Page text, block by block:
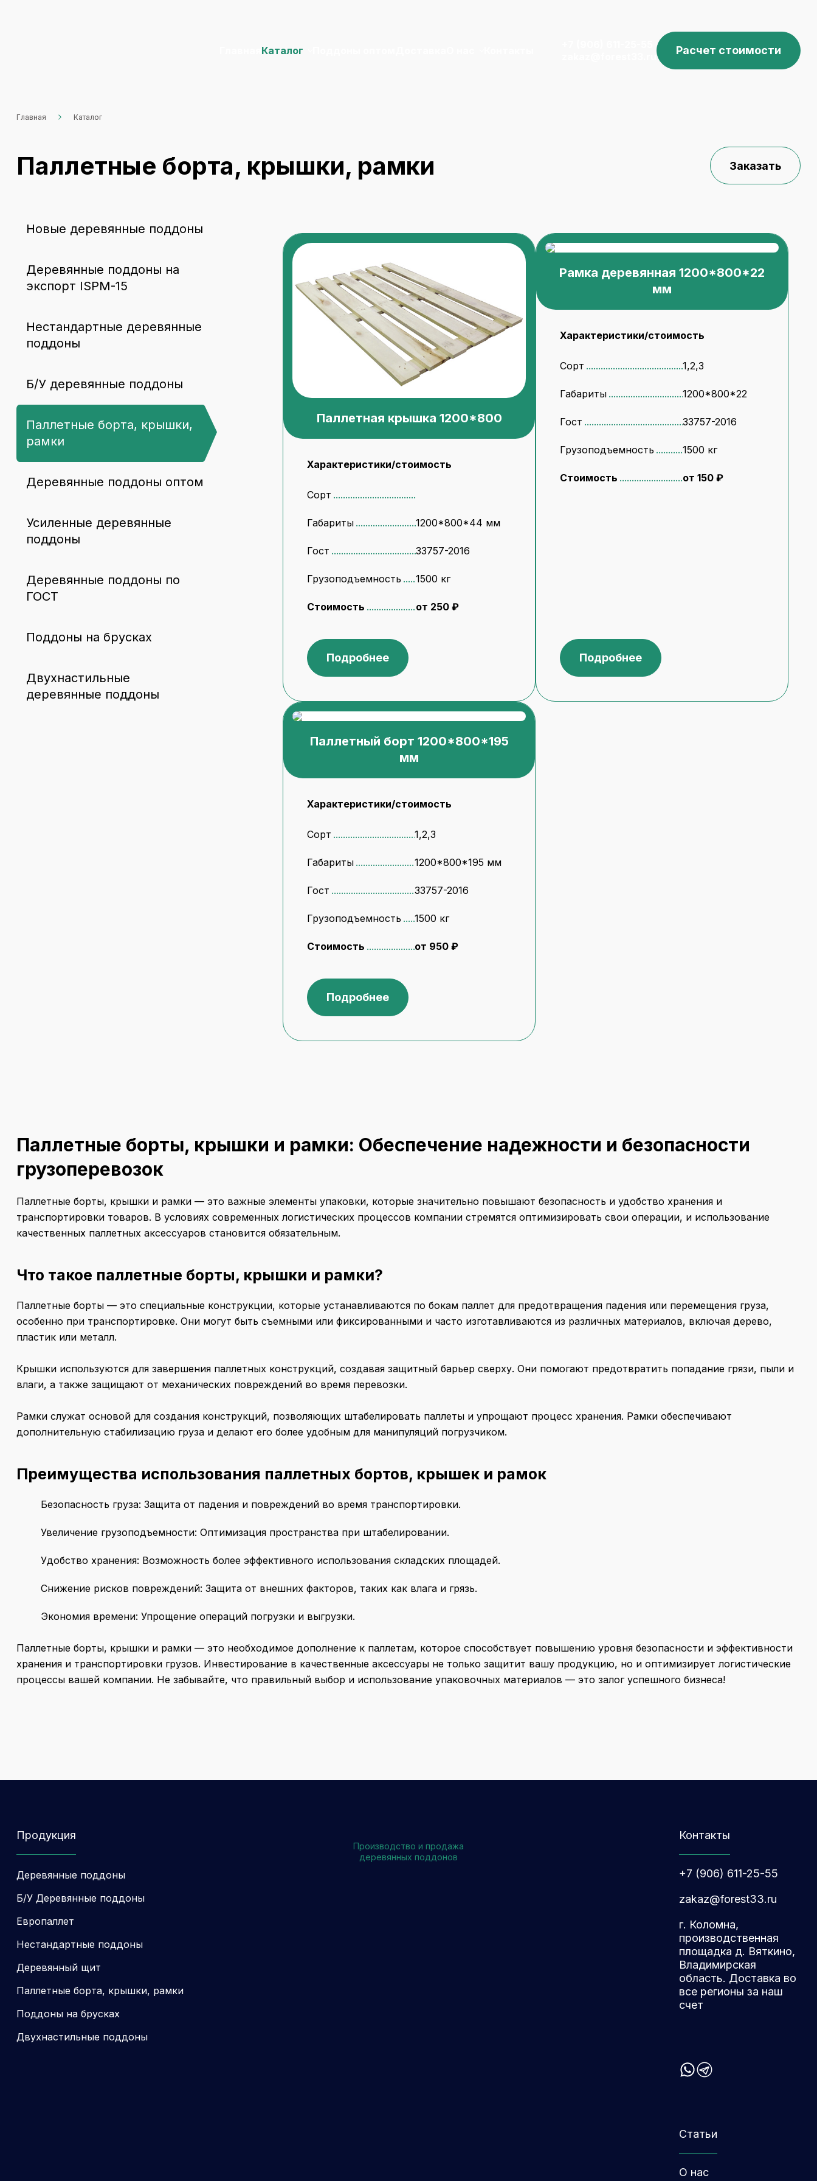
Каталог Расчет стоимости
Главная Каталог
Паллетные борта, крышки, рамки Заказать
Новые деревянные поддоны
Деревянные поддоны на
экспорт ISPM-15
Нестандартные деревянные
поддоны
Б/У деревянные поддоны
Паллетные борта, крышки,
рамки
Деревянные поддоны оптом
Усиленные деревянные
поддоны
Деревянные поддоны по
ГОСТ
Поддоны на брусках
Двухнастильные
деревянные поддоны
Паллетная крышка 1200*800
Характеристики/стоимость
Сорт
Габариты 1200*800*44 мм
Гост 33757-2016
Грузоподъемность 1500 кг
Стоимость от 250 ₽
Подробнее
Рамка деревянная 1200*800*22
мм
Характеристики/стоимость
Сорт 1,2,3
Габариты 1200*800*22
Гост 33757-2016
Грузоподъемность 1500 кг
Стоимость от 150 ₽
Подробнее
Паллетный борт 1200*800*195
мм
Характеристики/стоимость
Сорт 1,2,3
Габариты 1200*800*195 мм
Гост 33757-2016
Грузоподъемность 1500 кг
Стоимость от 950 ₽
Подробнее
Паллетные борты, крышки и рамки: Обеспечение надежности и безопасности
грузоперевозок
Паллетные борты, крышки и рамки — это важные элементы упаковки, которые значительно повышают безопасность и удобство хранения и
транспортировки товаров. В условиях современных логистических процессов компании стремятся оптимизировать свои операции, и использование
качественных паллетных аксессуаров становится обязательным.
Что такое паллетные борты, крышки и рамки?
Паллетные борты — это специальные конструкции, которые устанавливаются по бокам паллет для предотвращения падения или перемещения груза,
особенно при транспортировке. Они могут быть съемными или фиксированными и часто изготавливаются из различных материалов, включая дерево,
пластик или металл.
Крышки используются для завершения паллетных конструкций, создавая защитный барьер сверху. Они помогают предотвратить попадание грязи, пыли и
влаги, а также защищают от механических повреждений во время перевозки.
Рамки служат основой для создания конструкций, позволяющих штабелировать паллеты и упрощают процесс хранения. Рамки обеспечивают
дополнительную стабилизацию груза и делают его более удобным для манипуляций погрузчиком.
Преимущества использования паллетных бортов, крышек и рамок
Безопасность груза: Защита от падения и повреждений во время транспортировки.
Увеличение грузоподъемности: Оптимизация пространства при штабелировании.
Удобство хранения: Возможность более эффективного использования складских площадей.
Снижение рисков повреждений: Защита от внешних факторов, таких как влага и грязь.
Экономия времени: Упрощение операций погрузки и выгрузки.
Паллетные борты, крышки и рамки — это необходимое дополнение к паллетам, которое способствует повышению уровня безопасности и эффективности
хранения и транспортировки грузов. Инвестирование в качественные аксессуары не только защитит вашу продукцию, но и оптимизирует логистические
процессы вашей компании. Не забывайте, что правильный выбор и использование упаковочных материалов — это залог успешного бизнеса!
Производство и продажа
деревянных поддонов
Продукция
Деревянные поддоны
Б/У Деревянные поддоны
Европаллет
Нестандартные поддоны
Деревянный щит
Паллетные борта, крышки, рамки
Поддоны на брусках
Двухнастильные поддоны
Контакты
+7 (906) 611-25-55
zakaz@forest33.ru
г. Коломна,
производственная
площадка д. Вяткино,
Владимирская
область. Доставка во
все регионы за наш
счет
Статьи
О нас